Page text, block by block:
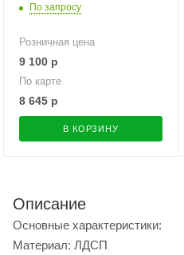
По запросу
Розничная цена
9 100 р
По карте
8 645 р
В КОРЗИНУ
Описание
Основные характеристики:
Материал: ЛДСП